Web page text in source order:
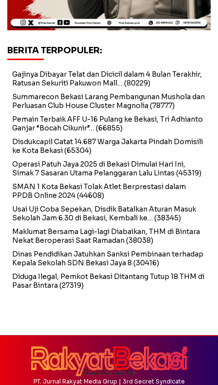
BERITA TERPOPULER:
Gajinya Dibayar Telat dan Dicicil dalam 4 Bulan Terakhir,
Ratusan Sekuriti Pakuwon Mall… (80229)
Summarecon Bekasi Larang Pembangunan Mushola dan
Perluasan Club House Cluster Magnolia (78777)
Pemain Terbaik AFF U-16 Pulang ke Bekasi, Tri Adhianto
Ganjar “Bocah Cikunir”… (66855)
Disdukcapil Catat 14.687 Warga Jakarta Pindah Domisili
ke Kota Bekasi(65304)
Operasi Patuh Jaya 2025 di Bekasi Dimulai Hari Ini,
Simak 7 Sasaran Utama Pelanggaran Lalu Lintas (45319)
SMAN 1 Kota Bekasi Tolak Atlet Berprestasi dalam
PPDB Online 2024(44608)
Usai Uji Coba Sepekan, Disdik Batalkan Aturan Masuk
Sekolah Jam 6.30 di Bekasi, Kembali ke… (38345)
Maklumat Bersama Lagi-lagi Diabaikan, THM di Bintara
Nekat Beroperasi Saat Ramadan (38038)
Dinas Pendidikan Jatuhkan Sanksi Pembinaan terhadap
Kepala Sekolah SDN Bekasi Jaya 8 (30416)
Diduga Ilegal, Pemkot Bekasi Ditantang Tutup 18 THM di
Pasar Bintara (27319)
PT. Jurnal Rakyat Media Grup | 3rd Secret Syndicate